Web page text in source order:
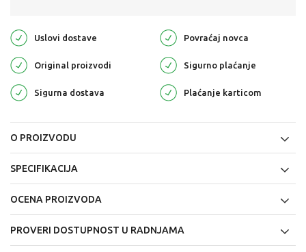
Uslovi dostave Povraćaj novca
Original proizvodi Sigurno plaćanje
Sigurna dostava Plaćanje karticom
O PROIZVODU
SPECIFIKACIJA
OCENA PROIZVODA
PROVERI DOSTUPNOST U RADNJAMA